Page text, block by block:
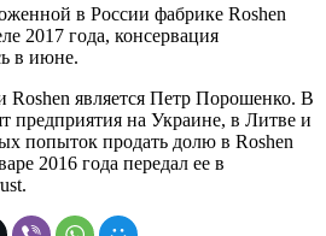
в России фабрике Roshen
2017 года, консервация
в июне.
Roshen является Петр Порошенко. В
предприятия на Украине, в Литве и
попыток продать долю в Roshen
2016 года передал ее в